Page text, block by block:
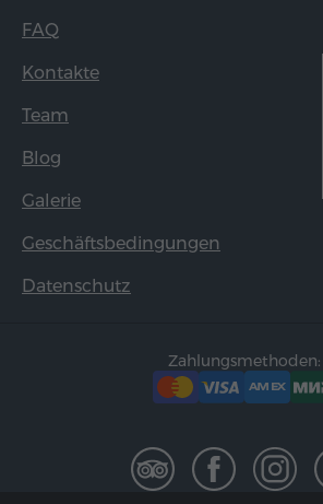
FAQ
Kontakte
Team
Blog
Galerie
Geschäftsbedingungen
Datenschutz
Zahlungsmethoden: